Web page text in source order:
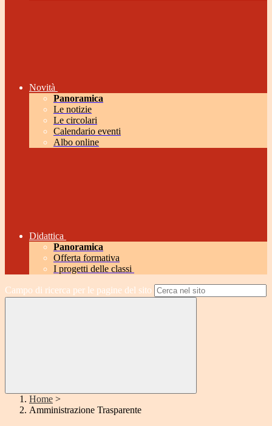
Novità
Panoramica
Le notizie
Le circolari
Calendario eventi
Albo online
Didattica
Panoramica
Offerta formativa
I progetti delle classi
Campo di ricerca per le pagine del sito
Home >
Amministrazione Trasparente